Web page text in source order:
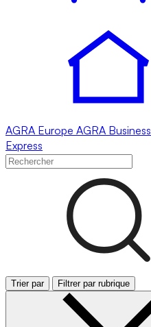
AGRA Europe AGRA Business
Express
Trier par Filtrer par rubrique